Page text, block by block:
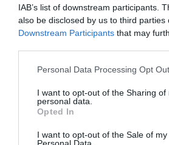
IAB’s list of downstream participants.
also be disclosed by us to third parties
Downstream Participants that may
Please note that this website/app uses
not limited to your visit or usage
grant or deny consent to Google and
use your data for below specified
consent section.
Personal Data Processing Opt
I want to opt-out of the Sharing of
personal data.
Opted In
I want to opt-out of the Sale of my
Personal Data.